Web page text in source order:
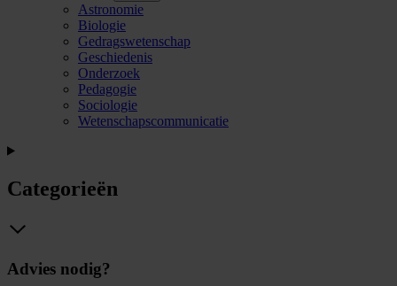
Astronomie
Biologie
Gedragswetenschap
Geschiedenis
Onderzoek
Pedagogie
Sociologie
Wetenschapscommunicatie
Categorieën
Advies nodig?